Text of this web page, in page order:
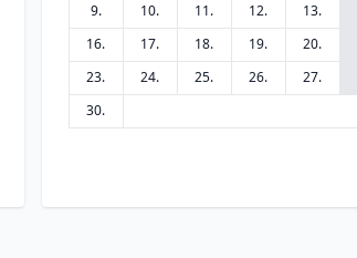
9.
10. 11. 12. 13.
16.
17. 18. 19. 20.
23.
24. 25. 26. 27.
30.